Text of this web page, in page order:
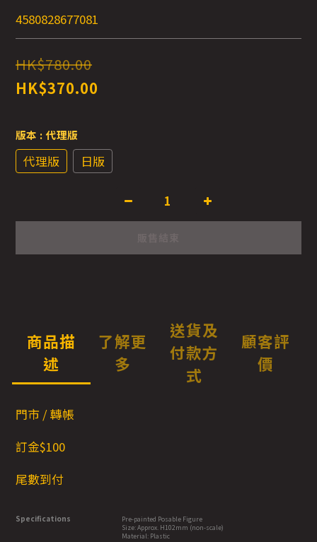
4580828677081
HK$780.00
HK$370.00
版本 : 代理版
代理版 日版
商品描
述
了解更
多
送貨及
付款方
式
顧客評
價
門市 / 轉帳
訂金$100
尾數到付
Specifications
Pre-painted Posable Figure
Size: Approx. H102mm (non-scale)
Material: Plastic